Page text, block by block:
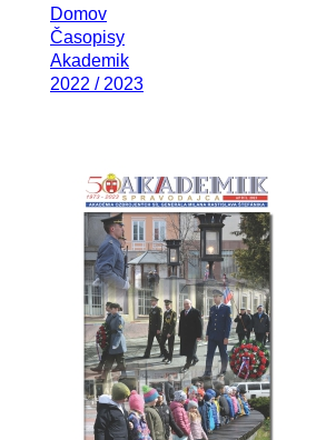
Domov
Časopisy
Akademik
2022 / 2023